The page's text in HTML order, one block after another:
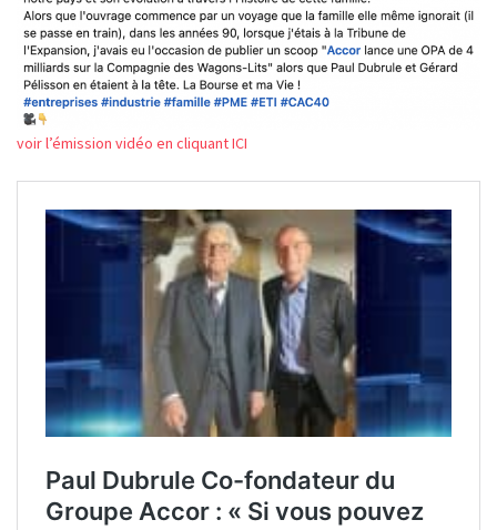
voir l’émission vidéo en cliquant ICI